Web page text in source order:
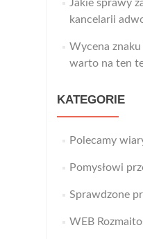
Jakie sprawy
kancelarii
Wycena
warto na ten
KATEGORIE
Polecamy
Pomysłowi
Sprawdzone
WEB